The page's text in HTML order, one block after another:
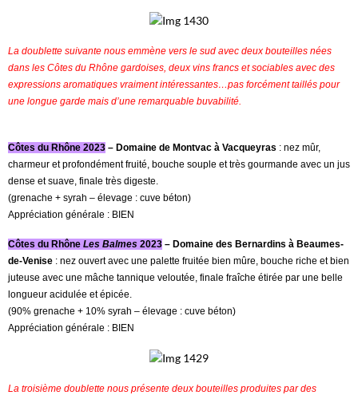
La doublette suivante nous emmène vers le sud avec deux bouteilles nées
dans les Côtes du Rhône gardoises, deux vins francs et sociables avec des
expressions aromatiques vraiment intéressantes…pas forcément taillés pour
une longue garde mais d’une remarquable buvabilité.
Côtes du Rhône 2023 – Domaine de Montvac à Vacqueyras : nez mûr,
charmeur et profondément fruité, bouche souple et très gourmande avec un jus
dense et suave, finale très digeste.
(grenache + syrah – élevage : cuve béton)
Appréciation générale : BIEN
Côtes du Rhône Les Balmes 2023 – Domaine des Bernardins à Beaumes-
de-Venise : nez ouvert avec une palette fruitée bien mûre, bouche riche et bien
juteuse avec une mâche tannique veloutée, finale fraîche étirée par une belle
longueur acidulée et épicée.
(90% grenache + 10% syrah – élevage : cuve béton)
Appréciation générale : BIEN
La troisième doublette nous présente deux bouteilles produites par des